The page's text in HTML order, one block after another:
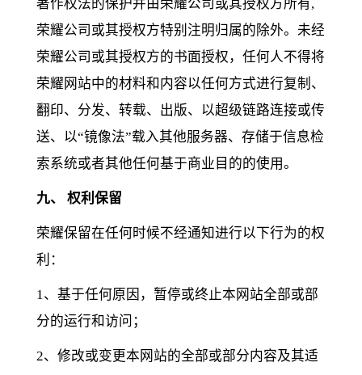
著作权法的保护并由荣耀公司或其授权方所有,
荣耀公司或其授权方特别注明归属的除外。未经
荣耀公司或其授权方的书面授权，任何人不得将
荣耀网站中的材料和内容以任何方式进行复制、
翻印、分发、转载、出版、以超级链路连接或传
送、以“镜像法”载入其他服务器、存储于信息检
索系统或者其他任何基于商业目的的使用。
九、 权利保留
荣耀保留在任何时候不经通知进行以下行为的权
利：
1、基于任何原因，暂停或终止本网站全部或部
分的运行和访问；
2、修改或变更本网站的全部或部分内容及其适